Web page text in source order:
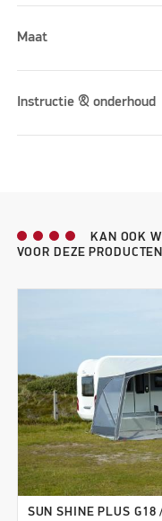
Maat
Instructie & onderhoud
KAN OOK
VOOR DEZE PRODUCTEN
SUN SHINE PLUS